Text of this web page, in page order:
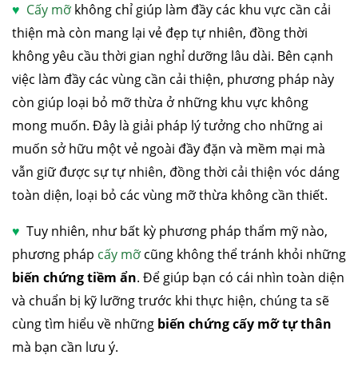
♥ Cấy mỡ không chỉ giúp làm đầy các khu vực cần cải
thiện mà còn mang lại vẻ đẹp tự nhiên, đồng thời
không yêu cầu thời gian nghỉ dưỡng lâu dài. Bên cạnh
việc làm đầy các vùng cần cải thiện, phương pháp này
còn giúp loại bỏ mỡ thừa ở những khu vực không
mong muốn. Đây là giải pháp lý tưởng cho những ai
muốn sở hữu một vẻ ngoài đầy đặn và mềm mại mà
vẫn giữ được sự tự nhiên, đồng thời cải thiện vóc dáng
toàn diện, loại bỏ các vùng mỡ thừa không cần thiết.
♥ Tuy nhiên, như bất kỳ phương pháp thẩm mỹ nào,
phương pháp cấy mỡ cũng không thể tránh khỏi những
biến chứng tiềm ẩn. Để giúp bạn có cái nhìn toàn diện
và chuẩn bị kỹ lưỡng trước khi thực hiện, chúng ta sẽ
cùng tìm hiểu về những biến chứng cấy mỡ tự thân
mà bạn cần lưu ý.